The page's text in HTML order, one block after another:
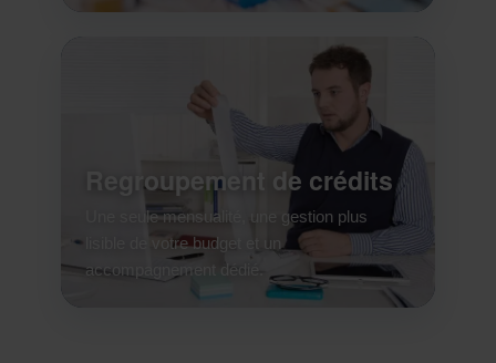
Regroupement de crédits
Une seule mensualité, une gestion plus
lisible de votre budget et un
accompagnement dédié.